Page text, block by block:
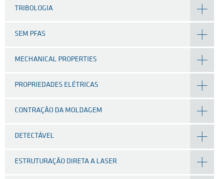
TRIBOLOGIA
SEM PFAS
MECHANICAL PROPERTIES
PROPRIEDADES ELÉTRICAS
CONTRAÇÃO DA MOLDAGEM
DETECTÁVEL
ESTRUTURAÇÃO DIRETA A LASER